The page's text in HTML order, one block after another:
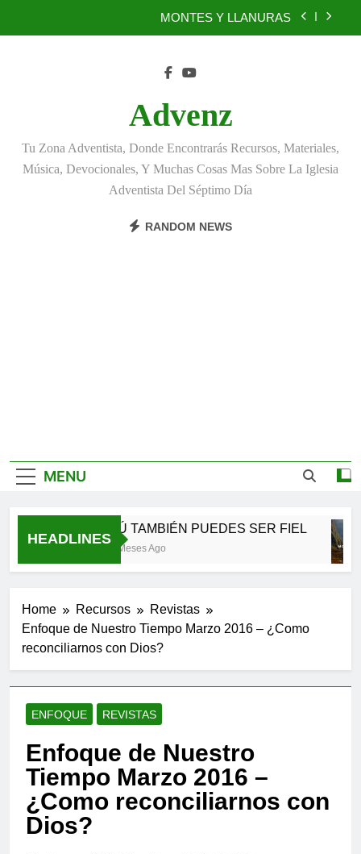
MONTES Y LLANURAS
TÚ TAMBIÉN PUEDES SER FIEL
BENEFICIOS DEL PERDÓN
EL REINO DE LOS CIELOS
Advenz
Tu Zona Adventista, Donde Encontrarás Recursos, Materiales,
Música, Devocionales, Y Muchas Cosas Mas Sobre La Iglesia
Adventista Del Séptimo Día
RANDOM NEWS
MENU
HEADLINES
TÚ TAMBIÉN PUEDES SER FIEL
2 Meses Ago
Home Recursos
Revistas
Enfoque de Nuestro Tiempo Marzo 2016 – ¿Como
reconciliarnos con Dios?
ENFOQUE REVISTAS
Enfoque de Nuestro
Tiempo Marzo 2016 –
¿Como reconciliarnos con
Dios?